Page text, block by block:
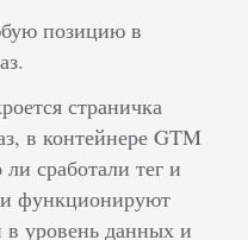
позицию в
страничка
в контейнере GTM
сработали тег и
функционируют
в уровень данных и